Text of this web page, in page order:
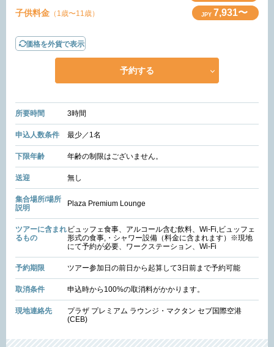
子供料金 （1歳〜11歳） JPY 7,931〜
価格を外貨で表示
予約する
所要時間 3時間
申込人数条件 最少／1名
下限年齢 年齢の制限はございません。
送迎 無し
集合場所/場所
説明
Plaza Premium Lounge
ツアーに含まれ
るもの
ビュッフェ食事、アルコール含む飲料、Wi-Fi,ビュッフェ
形式の食事,・シャワー設備（料金に含まれます）※現地
にて予約が必要、ワークステーション、Wi-Fi
予約期限 ツアー参加日の前日から起算して3日前まで予約可能
取消条件 申込時から100%の取消料がかかります。
現地連絡先
プラザ プレミアム ラウンジ・マクタン セブ国際空港
(CEB)